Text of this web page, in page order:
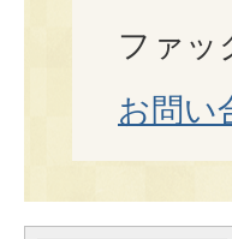
ファ
お問い